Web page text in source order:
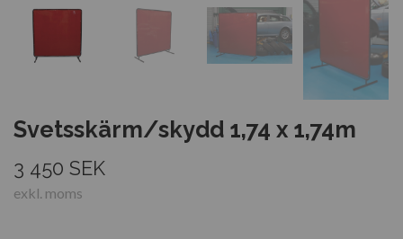
Svetsskärm/skydd 1,74 x 1,74m
3 450 SEK
exkl. moms